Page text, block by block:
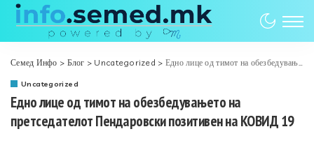
Семед Инфо > Блог > Uncategorized > Едно лице од тимот на обезбедувањето на претседателот Пендаровски позитивен на КОВИД 19
Uncategorized
Едно лице од тимот на обезбедувањето на
претседателот Пендаровски позитивен на КОВИД 19